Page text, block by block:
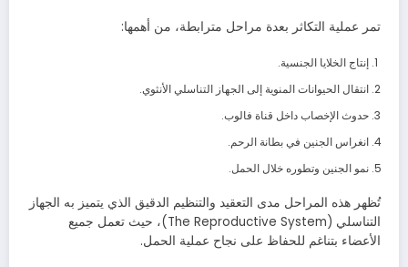
تمر عملية التكاثر بعدة مراحل مترابطة، من أهمها:
إنتاج الخلايا الجنسية.
انتقال الحيوانات المنوية إلى الجهاز التناسلي الأنثوي.
حدوث الإخصاب داخل قناة فالوب.
انغراس الجنين في بطانة الرحم.
نمو الجنين وتطوره خلال الحمل.
تُظهر هذه المراحل مدى التعقيد والتنظيم الدقيق الذي يتميز به الجهاز
التناسلي (The Reproductive System)، حيث تعمل جميع
الأعضاء بتناغم للحفاظ على نجاح عملية الحمل.